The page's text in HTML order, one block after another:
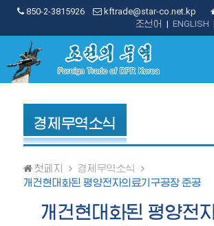
850-2-3815926 kftrade@star-co.net.kp
|
| ENGLISH
조선어
경제무역소식
첫페지
경제무역소식
개건현대화된 평양전자의료기구공장 준공
개건현대화된 평양전